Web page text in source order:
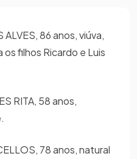
86 anos, viúva,
filhos Ricardo e Luis
RITA, 58 anos,
78 anos, natural